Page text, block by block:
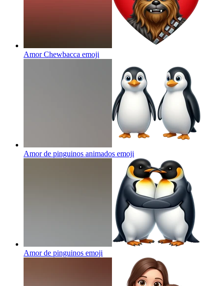
Amor Chewbacca emoji
Amor de pinguinos animados emoji
Amor de pinguinos emoji